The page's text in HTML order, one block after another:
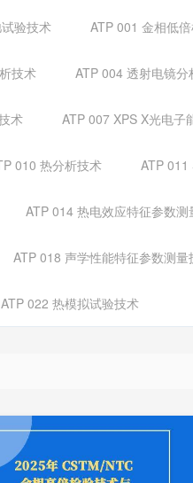
验技术 ATP 001 金相低
技术 ATP 004 透射电镜分
术 ATP 007 XPS X光电子
010 热分析技术 ATP 011
ATP 014 热电效应特征参数测
ATP 018 声学性能特征参数测量
ATP 022 热模拟试验技术